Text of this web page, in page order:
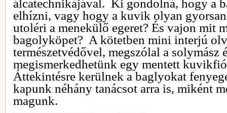
álcatechnikájával. Ki gondolná, hogy a
elhízni, vagy hogy a kuvik olyan
utoléri a menekülő egeret? És vajon mit
bagolyköpet? A kötetben mini interjú
természetvédővel, megszólal a solymász
megismerkedhetünk egy mentett
Áttekintésre kerülnek a baglyokat
kapunk néhány tanácsot arra is, miként
magunk.